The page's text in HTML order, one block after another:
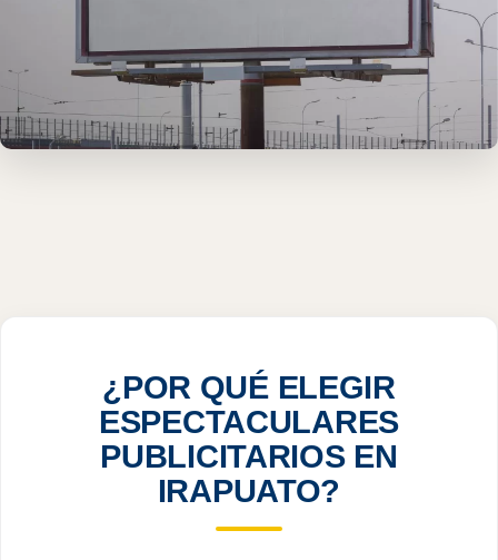
¿POR QUÉ ELEGIR
ESPECTACULARES
PUBLICITARIOS EN
IRAPUATO?